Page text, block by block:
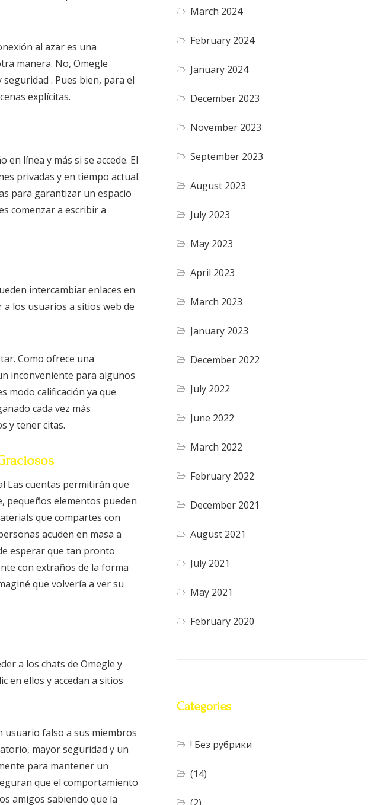
al azar es una
manera. No, Omegle
. Pues bien, para el
explícitas.
línea y más si se accede. El
privadas y en tiempo actual.
para garantizar un espacio
comenzar a escribir a
intercambiar enlaces en
los usuarios a sitios web de
Como ofrece una
inconveniente para algunos
modo calificación ya que
cada vez más
y tener citas.
Las cuentas permitirán que
pequeños elementos pueden
que compartes con
acuden en masa a
esperar que tan pronto
con extraños de la forma
que volvería a ver su
a los chats de Omegle y
en ellos y accedan a sitios
usuario falso a sus miembros
mayor seguridad y un
para mantener un
que el comportamiento
amigos sabiendo que la
March 2024
February 2024
January 2024
December 2023
November 2023
September 2023
August 2023
July 2023
May 2023
April 2023
March 2023
January 2023
December 2022
July 2022
June 2022
March 2022
February 2022
December 2021
August 2021
July 2021
May 2021
February 2020
Categories
! Без рубрики
(14)